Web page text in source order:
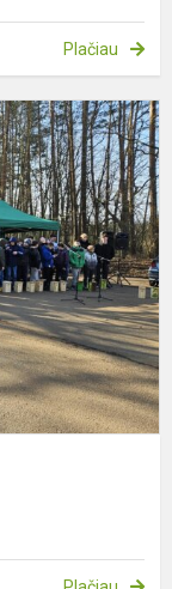
Plačiau